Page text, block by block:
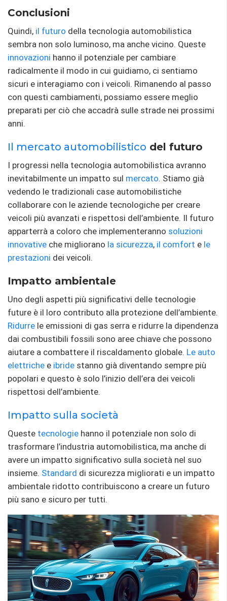
Conclusioni
Quindi, il futuro della tecnologia automobilistica
sembra non solo luminoso, ma anche vicino. Queste
innovazioni hanno il potenziale per cambiare
radicalmente il modo in cui guidiamo, ci sentiamo
sicuri e interagiamo con i veicoli. Rimanendo al passo
con questi cambiamenti, possiamo essere meglio
preparati per ciò che accadrà sulle strade nei prossimi
anni.
Il mercato automobilistico del futuro
I progressi nella tecnologia automobilistica avranno
inevitabilmente un impatto sul mercato. Stiamo già
vedendo le tradizionali case automobilistiche
collaborare con le aziende tecnologiche per creare
veicoli più avanzati e rispettosi dell’ambiente. Il futuro
apparterrà a coloro che implementeranno soluzioni
innovative che migliorano la sicurezza, il comfort e le
prestazioni dei veicoli.
Impatto ambientale
Uno degli aspetti più significativi delle tecnologie
future è il loro contributo alla protezione dell’ambiente.
Ridurre le emissioni di gas serra e ridurre la dipendenza
dai combustibili fossili sono aree chiave che possono
aiutare a combattere il riscaldamento globale. Le auto
elettriche e ibride stanno già diventando sempre più
popolari e questo è solo l’inizio dell’era dei veicoli
rispettosi dell’ambiente.
Impatto sulla società
Queste tecnologie hanno il potenziale non solo di
trasformare l’industria automobilistica, ma anche di
avere un impatto significativo sulla società nel suo
insieme. Standard di sicurezza migliorati e un impatto
ambientale ridotto contribuiscono a creare un futuro
più sano e sicuro per tutti.